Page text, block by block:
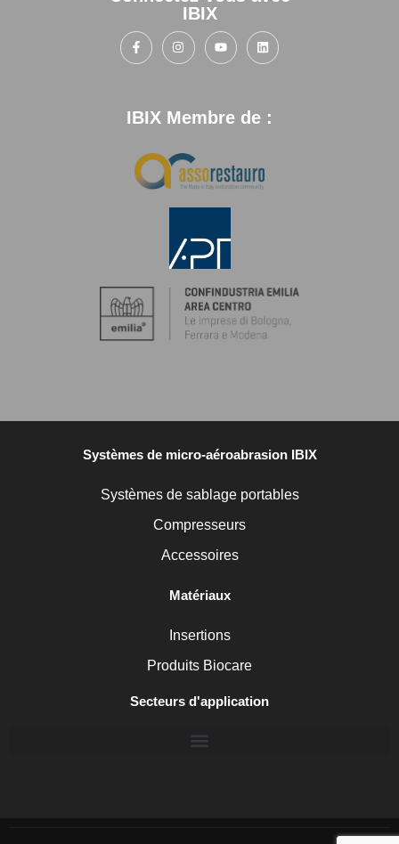
IBIX
IBIX Membre de :
Systèmes de micro-aéroabrasion IBIX
Systèmes de sablage portables
Compresseurs
Accessoires
Matériaux
Insertions
Produits Biocare
Secteurs d'application